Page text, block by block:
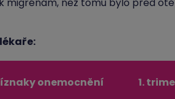
onemocnění 1.